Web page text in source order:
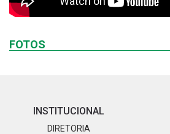
FOTOS
INSTITUCIONAL
DIRETORIA